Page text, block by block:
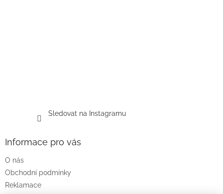
Sledovat na Instagramu
Informace pro vás
O nás
Obchodní podmínky
Reklamace